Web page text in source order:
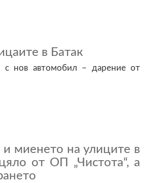
в Батак
с нов автомобил – дарение от
миенето на улиците в
от ОП „Чистота“, а